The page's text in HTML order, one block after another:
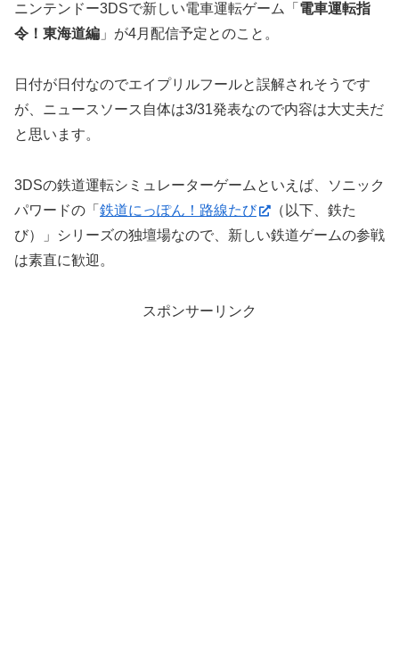
ニンテンドー3DSで新しい電車運転ゲーム「 電車運転指
令！東海道編 」が4月配信予定とのこと。
日付が日付なのでエイプリルフールと誤解されそうです
が、ニュースソース自体は3/31発表なので内容は大丈夫だ
と思います。
3DSの鉄道運転シミュレーターゲームといえば、ソニック
パワードの「 鉄道にっぽん！路線たび
（以下、鉄た
び）」シリーズの独壇場なので、新しい鉄道ゲームの参戦
は素直に歓迎。
スポンサーリンク